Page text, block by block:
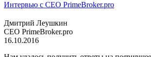
Интервью с СЕО PrimeBroker.pro
Дмитрий Леушкин
СЕО PrimeBroker.pro
16.10.2016